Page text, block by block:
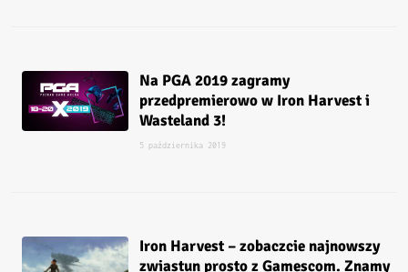
Na PGA 2019 zagramy
przedpremierowo w Iron Harvest i
Wasteland 3!
5 października 2019
Iron Harvest – zobaczcie najnowszy
zwiastun prosto z Gamescom. Znamy